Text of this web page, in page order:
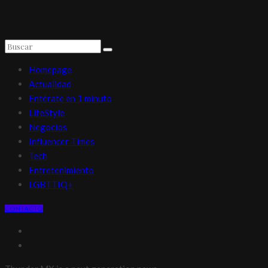
Homepage
Actualidad
Entérate en 1 minuto
LifeStyle
Negocios
Influencer Times
Tech
Entretenimiento
LGBTTIQ+
CONTACTO